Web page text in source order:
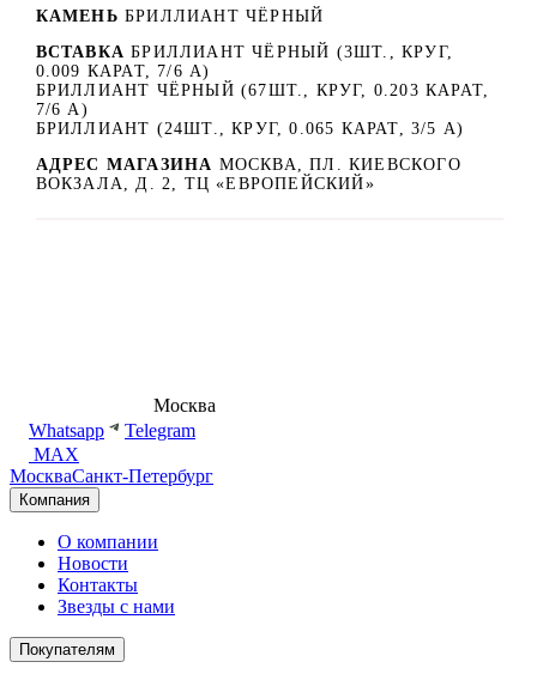
КАМЕНЬ БРИЛЛИАНТ ЧЁРНЫЙ
ВСТАВКА БРИЛЛИАНТ ЧЁРНЫЙ (3ШТ., КРУГ,
0.009 КАРАТ, 7/6 А)
БРИЛЛИАНТ ЧЁРНЫЙ (67ШТ., КРУГ, 0.203 КАРАТ,
7/6 А)
БРИЛЛИАНТ (24ШТ., КРУГ, 0.065 КАРАТ, 3/5 А)
АДРЕС МАГАЗИНА МОСКВА, ПЛ. КИЕВСКОГО
ВОКЗАЛА, Д. 2, ТЦ «ЕВРОПЕЙСКИЙ»
Москва
Whatsapp
Telegram
MAX
МоскваСанкт-Петербург
Компания
О компании
Новости
Контакты
Звезды с нами
Покупателям